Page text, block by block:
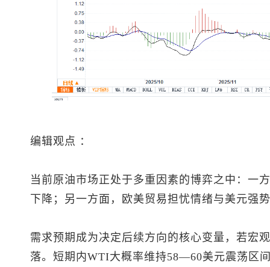
编辑观点 ：
当前原油市场正处于多重因素的博弈之中：一
下降；另一方面，欧美贸易担忧情绪与美元强
需求预期成为决定后续方向的核心变量，若宏
落。短期内WTI大概率维持58—60美元震荡区